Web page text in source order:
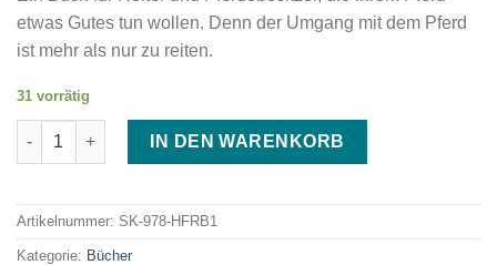
etwas Gutes tun wollen. Denn der Umgang mit dem Pferd
ist mehr als nur zu reiten.
31 vorrätig
Hausaufgaben für Reiter Buch Menge
IN DEN WARENKORB
Artikelnummer: SK-978-HFRB1
Kategorie: Bücher